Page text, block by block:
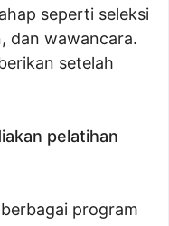
seperti seleksi
dan wawancara.
setelah
pelatihan
program